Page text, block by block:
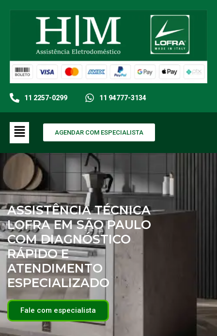
11 2257-0299 11 94777-3134
AGENDAR COM ESPECIALISTA
ASSISTÊNCIA TÉCNICA
LOFRA EM SÃO PAULO
COM DIAGNÓSTICO
RÁPIDO E
ATENDIMENTO
ESPECIALIZADO
Fale com especialista